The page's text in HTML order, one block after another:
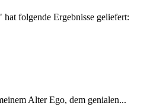
folgende Ergebnisse geliefert:
Alter Ego, dem genialen...